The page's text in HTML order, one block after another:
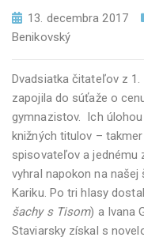
13. decembra 2017
Benikovský
Dvadsiatka čitateľov z
zapojila do súťaže o
gymnazistov. Ich
knižných titulov –
spisovateľov a jednému
vyhral napokon na našej
Kariku. Po tri hlasy
šachy s Tisom) a Ivana
Staviarsky získal s